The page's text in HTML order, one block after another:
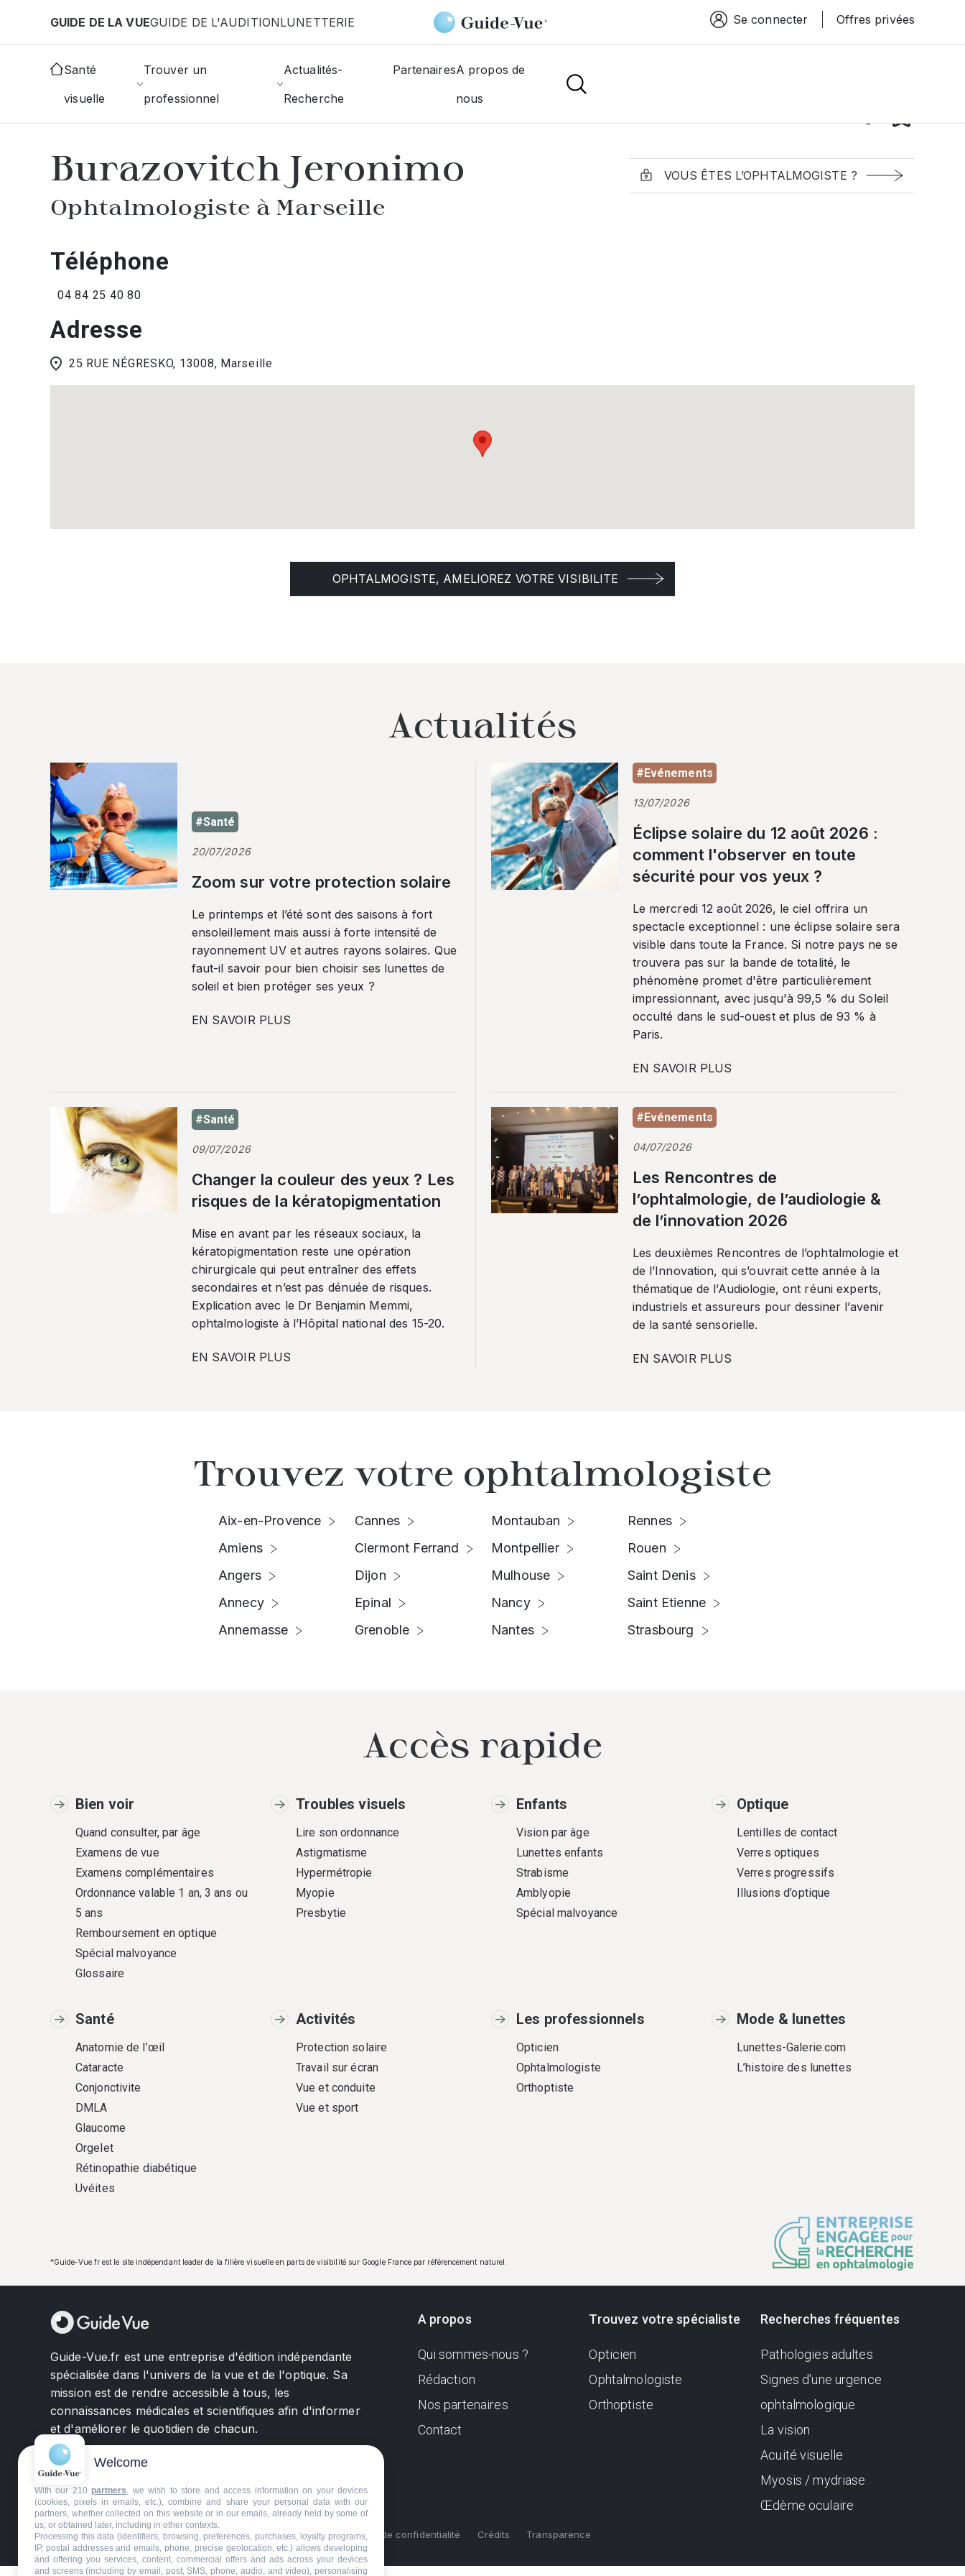
GUIDE DE LA VUEGUIDE DE L'AUDITIONLUNETTERIE Espace connexion
Se connecter Offres privées
Santé
visuelle
Trouver un
professionnel
Actualités-
Recherche
PartenairesA propos de
nous
Accueil Annuaire des ophtalmologistes Marseille Burazovitch Jeronimo
Burazovitch Jeronimo
Ophtalmologiste à Marseille
VOUS ÊTES L’OPHTALMOGISTE ?
Téléphone
04 84 25 40 80
Adresse
25 RUE NÉGRESKO, 13008, Marseille
OPHTALMOGISTE, AMELIOREZ VOTRE VISIBILITE
Actualités
#Santé
20/07/2026
Zoom sur votre protection solaire
Le printemps et l’été sont des saisons à fort
ensoleillement mais aussi à forte intensité de
rayonnement UV et autres rayons solaires. Que
faut-il savoir pour bien choisir ses lunettes de
soleil et bien protéger ses yeux ?
EN SAVOIR PLUS
#Evénements
13/07/2026
Éclipse solaire du 12 août 2026 :
comment l'observer en toute
sécurité pour vos yeux ?
Le mercredi 12 août 2026, le ciel offrira un
spectacle exceptionnel : une éclipse solaire sera
visible dans toute la France. Si notre pays ne se
trouvera pas sur la bande de totalité, le
phénomène promet d'être particulièrement
impressionnant, avec jusqu'à 99,5 % du Soleil
occulté dans le sud-ouest et plus de 93 % à
Paris.
EN SAVOIR PLUS
#Santé
09/07/2026
Changer la couleur des yeux ? Les
risques de la kératopigmentation
Mise en avant par les réseaux sociaux, la
kératopigmentation reste une opération
chirurgicale qui peut entraîner des effets
secondaires et n’est pas dénuée de risques.
Explication avec le Dr Benjamin Memmi,
ophtalmologiste à l’Hôpital national des 15-20.
EN SAVOIR PLUS
#Evénements
04/07/2026
Les Rencontres de
l’ophtalmologie, de l’audiologie &
de l’innovation 2026
Les deuxièmes Rencontres de l’ophtalmologie et
de l’Innovation, qui s’ouvrait cette année à la
thématique de l’Audiologie, ont réuni experts,
industriels et assureurs pour dessiner l’avenir
de la santé sensorielle.
EN SAVOIR PLUS
Trouvez votre ophtalmologiste
Aix-en-Provence
Amiens
Angers
Annecy
Annemasse
Cannes
Clermont Ferrand
Dijon
Epinal
Grenoble
Montauban
Montpellier
Mulhouse
Nancy
Nantes
Rennes
Rouen
Saint Denis
Saint Etienne
Strasbourg
Accès rapide
Bien voir
Quand consulter, par âge
Examens de vue
Examens complémentaires
Ordonnance valable 1 an, 3 ans ou
5 ans
Remboursement en optique
Spécial malvoyance
Glossaire
Troubles visuels
Lire son ordonnance
Astigmatisme
Hypermétropie
Myopie
Presbytie
Enfants
Vision par âge
Lunettes enfants
Strabisme
Amblyopie
Spécial malvoyance
Optique
Lentilles de contact
Verres optiques
Verres progressifs
Illusions d’optique
Santé
Anatomie de l’œil
Cataracte
Conjonctivite
DMLA
Glaucome
Orgelet
Rétinopathie diabétique
Uvéites
Activités
Protection solaire
Travail sur écran
Vue et conduite
Vue et sport
Les professionnels
Opticien
Ophtalmologiste
Orthoptiste
Mode & lunettes
Lunettes-Galerie.com
L’histoire des lunettes
*Guide-Vue.fr est le site indépendant leader de la filière visuelle en parts de visibilité sur Google France par référencement naturel.
Guide-Vue.fr est une entreprise d'édition indépendante
spécialisée dans l'univers de la vue et de l'optique. Sa
mission est de rendre accessible à tous, les
connaissances médicales et scientifiques afin d'informer
et d'améliorer le quotidien de chacun.
A propos
Qui sommes-nous ?
Rédaction
Nos partenaires
Contact
Trouvez votre spécialiste
Opticien
Ophtalmologiste
Orthoptiste
Recherches fréquentes
Pathologies adultes
Signes d'une urgence
ophtalmologique
La vision
Acuité visuelle
Myosis / mydriase
Œdème oculaire
©GuideVue2024 Charte d'utilisation Mentions légales Politique de confidentialité Crédits Transparence
Welcome
With our 210 partners, we wish to store and access information on your devices
(cookies, pixels in emails, etc.), combine and share your personal data with our
partners, whether collected on this website or in our emails, already held by some of
us, or obtained later, including in other contexts.
Processing this data (identifiers, browsing, preferences, purchases, loyalty programs,
IP, postal addresses and emails, phone, precise geolocation, etc.) allows developing
and offering you services, content, commercial offers and ads across your devices
and screens (including by email, post, SMS, phone, audio, and video), personalising